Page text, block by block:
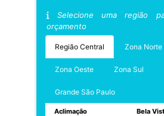
Selecione uma região
orçamento
Região Central Zona Norte
Zona Oeste Zona Sul
Grande São Paulo
Aclimação
Bela